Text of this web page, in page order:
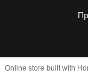
Online store built with